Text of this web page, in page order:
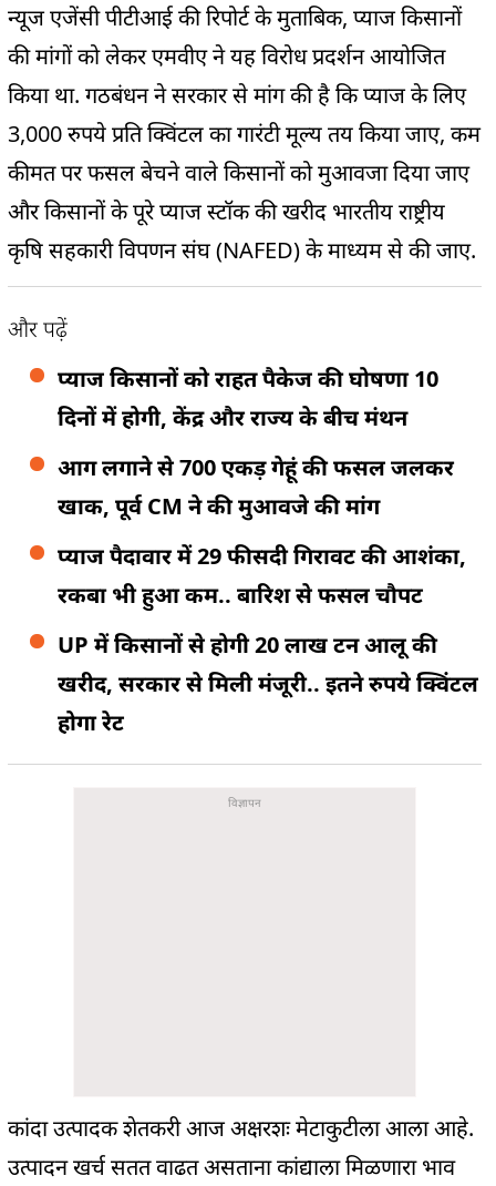
न्यूज एजेंसी पीटीआई की रिपोर्ट के मुताबिक, प्याज किसानों
की मांगों को लेकर एमवीए ने यह विरोध प्रदर्शन आयोजित
किया था. गठबंधन ने सरकार से मांग की है कि प्याज के लिए
3,000 रुपये प्रति क्विंटल का गारंटी मूल्य तय किया जाए, कम
कीमत पर फसल बेचने वाले किसानों को मुआवजा दिया जाए
और किसानों के पूरे प्याज स्टॉक की खरीद भारतीय राष्ट्रीय
कृषि सहकारी विपणन संघ (NAFED) के माध्यम से की जाए.
और पढ़ें
प्याज किसानों को राहत पैकेज की घोषणा 10
दिनों में होगी, केंद्र और राज्य के बीच मंथन
आग लगाने से 700 एकड़ गेहूं की फसल जलकर
खाक, पूर्व CM ने की मुआवजे की मांग
प्याज पैदावार में 29 फीसदी गिरावट की आशंका,
रकबा भी हुआ कम.. बारिश से फसल चौपट
UP में किसानों से होगी 20 लाख टन आलू की
खरीद, सरकार से मिली मंजूरी.. इतने रुपये क्विंटल
होगा रेट
कांदा उत्पादक शेतकरी आज अक्षरशः मेटाकुटीला आला आहे.
उत्पादन खर्च सतत वाढत असताना कांद्याला मिळणारा भाव